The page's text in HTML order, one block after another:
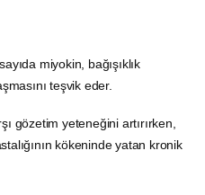
miyokin, bağışıklık
teşvik eder.
gözetim yeteneğini artırırken,
kökeninde yatan kronik